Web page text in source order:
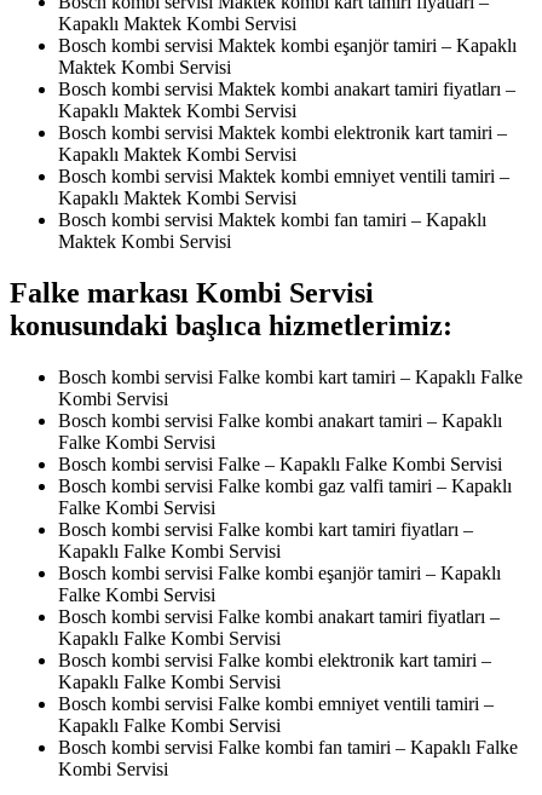
Kapaklı Maktek Kombi Servisi
Bosch kombi servisi Maktek kombi eşanjör tamiri – Kapaklı
Maktek Kombi Servisi
Bosch kombi servisi Maktek kombi anakart tamiri fiyatları –
Kapaklı Maktek Kombi Servisi
Bosch kombi servisi Maktek kombi elektronik kart tamiri –
Kapaklı Maktek Kombi Servisi
Bosch kombi servisi Maktek kombi emniyet ventili tamiri –
Kapaklı Maktek Kombi Servisi
Bosch kombi servisi Maktek kombi fan tamiri – Kapaklı
Maktek Kombi Servisi
Falke markası Kombi Servisi
konusundaki başlıca hizmetlerimiz:
Bosch kombi servisi Falke kombi kart tamiri – Kapaklı Falke
Kombi Servisi
Bosch kombi servisi Falke kombi anakart tamiri – Kapaklı
Falke Kombi Servisi
Bosch kombi servisi Falke – Kapaklı Falke Kombi Servisi
Bosch kombi servisi Falke kombi gaz valfi tamiri – Kapaklı
Falke Kombi Servisi
Bosch kombi servisi Falke kombi kart tamiri fiyatları –
Kapaklı Falke Kombi Servisi
Bosch kombi servisi Falke kombi eşanjör tamiri – Kapaklı
Falke Kombi Servisi
Bosch kombi servisi Falke kombi anakart tamiri fiyatları –
Kapaklı Falke Kombi Servisi
Bosch kombi servisi Falke kombi elektronik kart tamiri –
Kapaklı Falke Kombi Servisi
Bosch kombi servisi Falke kombi emniyet ventili tamiri –
Kapaklı Falke Kombi Servisi
Bosch kombi servisi Falke kombi fan tamiri – Kapaklı Falke
Kombi Servisi